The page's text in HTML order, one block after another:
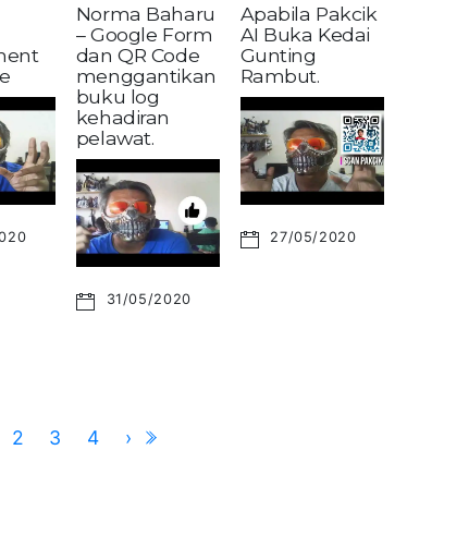
Norma Baharu
– Google Form
dan QR Code
menggantikan
buku log
kehadiran
pelawat.
31/05/2020
Apabila Pakcik
AI Buka Kedai
Gunting
Rambut.
27/05/2020
2 3 4 ›